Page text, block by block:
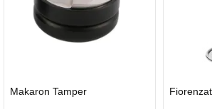
GÖNDERİ
Makaron Tamper
GÖNDERİ